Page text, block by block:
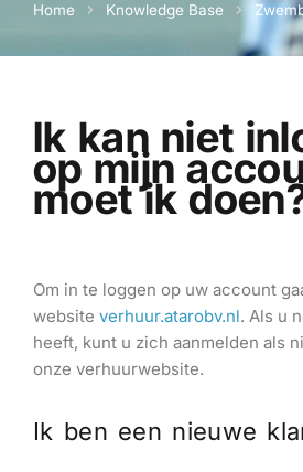
Home
Knowledge Base
Ik kan niet
op mijn
moet ik
Om in te loggen op uw account
website verhuur.atarobv.nl. Als u
heeft, kunt u zich aanmelden als
onze verhuurwebsite.
Ik ben een nieuwe